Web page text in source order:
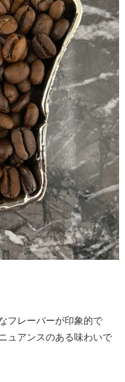
フレーバーが印象的で
ュアンスのある味わいで